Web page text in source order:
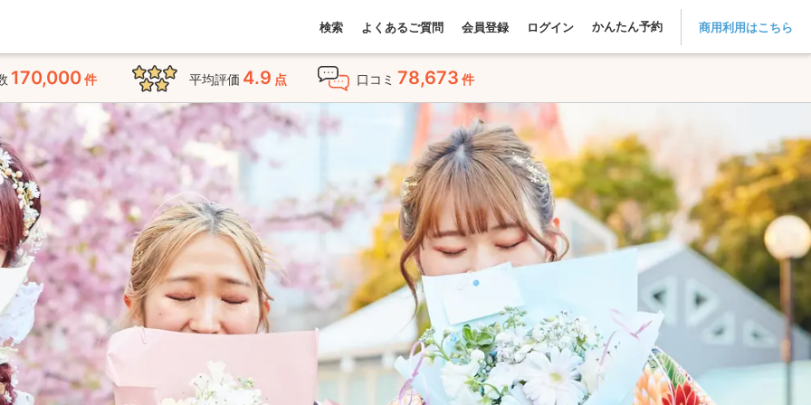
検索 よくあるご質問 会員登録 ログイン かんたん予約 商用利用はこちら
170,000件 平均評価 4.9 点 口コミ 78,673 件